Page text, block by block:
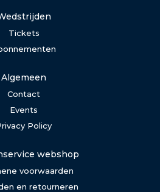
Tickets
Algemeen
Contact
Events
Policy
webshop
voorwaarden
en retourneren